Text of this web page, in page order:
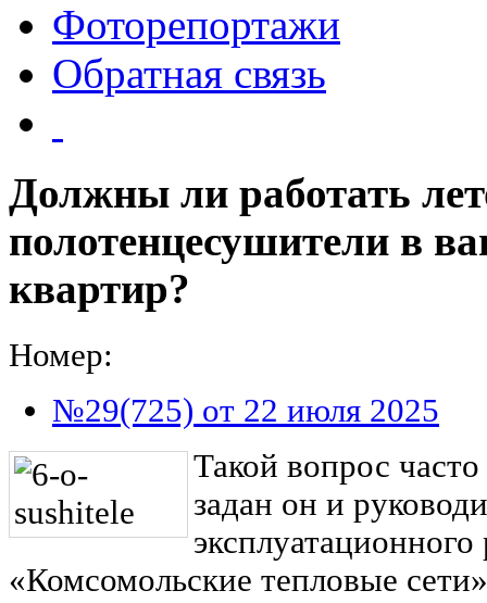
Фоторепортажи
Обратная связь
Должны ли работать
полотенцесушители в
квартир?
Номер:
№29(725) от 22 июля 2025
Такой вопрос
задан он и
«Комсомольские тепловые